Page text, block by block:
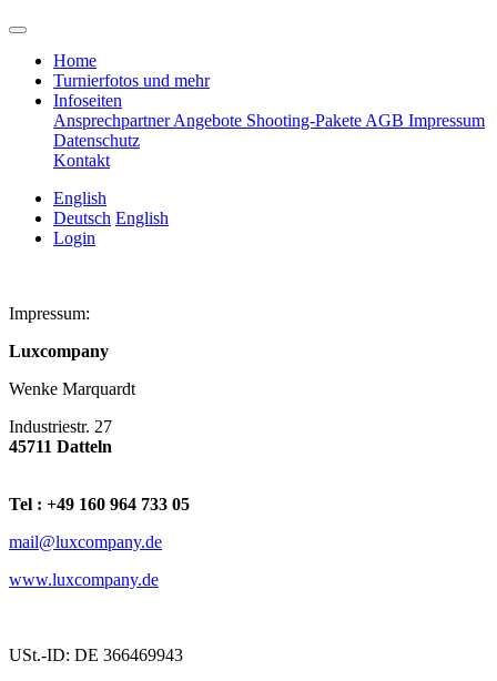
Home
Turnierfotos und mehr
Infoseiten
AnsprechpartnerAngebote Shooting-Pakete AGB Impressum
Datenschutz
Kontakt
English
Deutsch English
Login
Impressum:
Luxcompany
Wenke Marquardt
Industriestr. 27
45711 Datteln
Tel : +49 160 964 733 05
mail@luxcompany.de
www.luxcompany.de
USt.-ID: DE 366469943